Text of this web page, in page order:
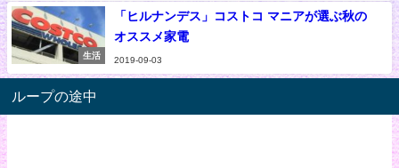
生活
「ヒルナンデス」コストコ マニアが選ぶ秋の
オススメ家電
2019-09-03
ループの途中